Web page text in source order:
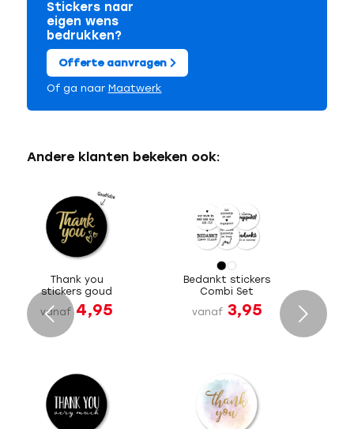
Stickers naar
eigen wens
bedrukken?
Offerte aanvragen
Of ga naar Maatwerk
Andere klanten bekeken ook:
Thank you
stickers goud
vanaf 4,95
Bedankt stickers
Combi Set
vanaf 3,95
Volgende